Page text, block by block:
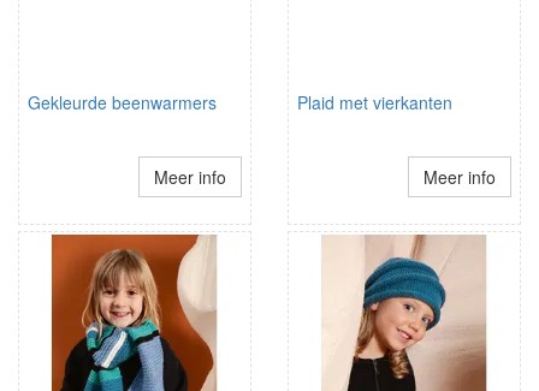
Gekleurde beenwarmers
Meer info
Plaid met vierkanten
Meer info